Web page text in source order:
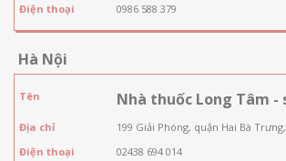
Điện thoại
0986 588 379
Hà Nội
Tên Nhà thuốc Long Tâm -
Địa chỉ
199 Giải Phóng, quận Hai Bà
Điện thoại
02438 694 014